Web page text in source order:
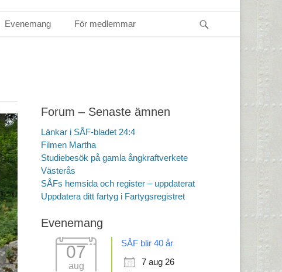
Evenemang För medlemmar
Forum – Senaste ämnen
Länkar i SÅF-bladet 24:4
Filmen Martha
Studiebesök på gamla ångkraftverkete
Västerås
SÅFs hemsida och register – uppdaterat
Uppdatera ditt fartyg i Fartygsregistret
Evenemang
07
aug
SÅF blir 40 år
7 aug 26